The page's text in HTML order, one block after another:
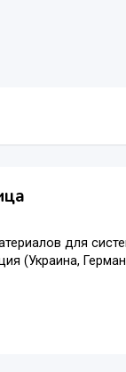
для
(Украина,